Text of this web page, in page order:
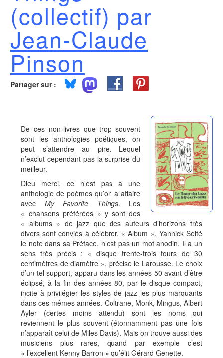
(collectif) par
Jean-Claude
Pinson
Partager sur :
De ces non-livres que trop souvent
sont les anthologies poétiques, on
peut s’attendre au pire. Lequel
n’exclut cependant pas la surprise du
meilleur.
Dieu merci, ce n’est pas à une
anthologie de poèmes qu’on a affaire
avec My Favorite Things. Les
« chansons préférées » y sont des
« albums » de jazz que des auteurs d’horizons très
divers sont conviés à célébrer. « Album », Yannick Séité
le note dans sa Préface, n’est pas un mot anodin. Il a un
sens très précis : « disque trente-trois tours de 30
centimètres de diamètre », précise le Larousse. Le choix
d’un tel support, apparu dans les années 50 avant d’être
éclipsé, à la fin des années 80, par le disque compact,
incite à privilégier les styles de jazz les plus marquants
dans ces mêmes années. Coltrane, Monk, Mingus, Albert
Ayler (certes moins attendu) sont les noms qui
reviennent le plus souvent (étonnamment pas une fois
n’apparaît celui de Miles Davis). Mais on trouve aussi des
musiciens plus rares, quand par exemple c’est
« l’excellent Kenny Barron » qu’élit Gérard Genette.